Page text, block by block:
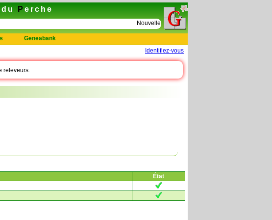
P erche
Nouvelles tables : 664 actes de D Le Cercueil
Geneabank
Identifiez-vous
releveurs.
État